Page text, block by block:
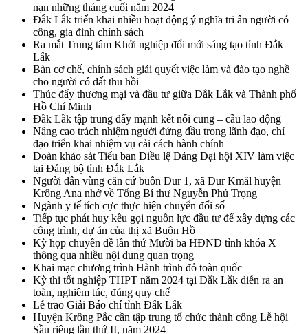
nạn những tháng cuối năm 2024
Đắk Lắk triển khai nhiều hoạt động ý nghĩa tri ân người có
công, gia đình chính sách
Ra mắt Trung tâm Khởi nghiệp đổi mới sáng tạo tỉnh Đắk
Lắk
Bàn cơ chế, chính sách giải quyết việc làm và đào tạo nghề
cho người có đất thu hồi
Thúc đẩy thương mại và đầu tư giữa Đắk Lắk và Thành phố
Hồ Chí Minh
Đắk Lắk tập trung đẩy mạnh kết nối cung – cầu lao động
Nâng cao trách nhiệm người đứng đầu trong lãnh đạo, chỉ
đạo triển khai nhiệm vụ cải cách hành chính
Đoàn khảo sát Tiểu ban Điều lệ Đảng Đại hội XIV làm việc
tại Đảng bộ tỉnh Đắk Lắk
Người dân vùng căn cứ buôn Dur 1, xã Dur Kmăl huyện
Krông Ana nhớ về Tổng Bí thư Nguyễn Phú Trọng
Ngành y tế tích cực thực hiện chuyển đổi số
Tiếp tục phát huy kêu gọi nguồn lực đầu tư để xây dựng các
công trình, dự án của thị xã Buôn Hồ
Kỳ họp chuyên đề lần thứ Mười ba HĐND tỉnh khóa X
thông qua nhiều nội dung quan trọng
Khai mạc chương trình Hành trình đỏ toàn quốc
Kỳ thi tốt nghiệp THPT năm 2024 tại Đắk Lắk diễn ra an
toàn, nghiêm túc, đúng quy chế
Lễ trao Giải Báo chí tỉnh Đắk Lắk
Huyện Krông Pắc cần tập trung tổ chức thành công Lễ hội
Sầu riêng lần thứ II, năm 2024